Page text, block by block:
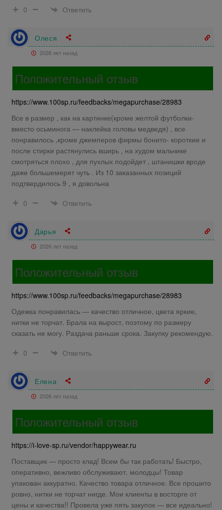
0 Ответить
Олеся
2026 лет назад
Положительный отзыв
https://www.100sp.ru/feedbacks/megapurchase/28983
Все в размер , как на картинке(кроме желтой футболки-
вместо осьминога — наклейка головы медведя) , все
понравилось ,кроме джемперов фирмы бонито- короткие и
после стирки растянулись вширь , на худом мальчике
смотряться плохо , для пухлых подойдет , штанишки вроде
даже большемерят чуть . Из 10 заказанных позиций
подтвердилось 9 , я довольна
0
Ответить
Дарья
2026 лет назад
Положительный отзыв
https://www.100sp.ru/feedbacks/megapurchase/28983
Одежка понравилась — качество отличное, цвета яркие,
нитки не торчат. Брала на вырост, поэтому по размеру
сказать не могу. Раздача раньше срока. Закупку рекомендую.
0
Ответить
Елена
2026 лет назад
Положительный отзыв
https://i-love-sp.ru/vendor/happywear.ru
Поставщик — просто клад! Всем бы так работать! Быстро,
оперативно, вежливо обслуживают. молодцы! Товар
упакован аккуратно. Качество товара отличное. Все прошито
ровно, нитки не торчат нигде. Мои клиенты в восторге от
цены и качества!! Провела уже пять закупок — все идеально!